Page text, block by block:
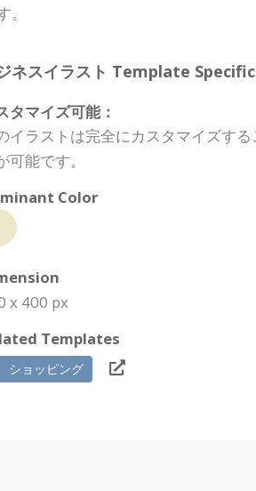
。
ネスイラスト Template
タマイズ可能：
イラストは完全にカスタマイズす
可能です。
Color
x 400 px
Templates
ショッピング